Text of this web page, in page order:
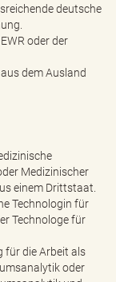
deutsche
oder der
dem Ausland
Medizinischer
einem Drittstaat.
Technologin für
Technologe für
für die Arbeit als
oder